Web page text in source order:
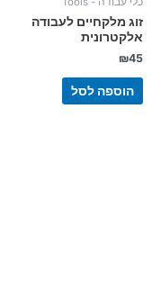
זוג מלקחיים לעבודה
אלקטרונית
₪45
הוספה לסל